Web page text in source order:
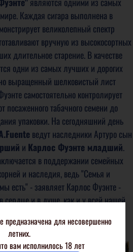
Каждая сигара выполнена в
великолепный спектр
вручную из высокосортных
длительное старение. В качестве
одни из самых лучших и дорогих
выращенный шелковистый лист
самостоятельно контролирует
посаженного табачного семени до
упаковки. На сегодняшний день
ведут наследники Артуро сын
и Карлос Фуэнте младший.
в поддержании семейных
и наследия, ведь "Семья и
есть" - заявляет Карлос Фуэнте -
сердце и в душе, как и у всей нашей
предназначена для несовершенно
летних.
вам исполнилось 18 лет